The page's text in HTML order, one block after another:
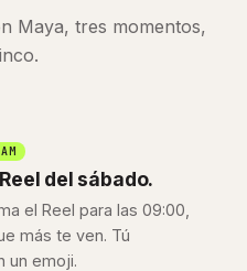
Maya, tres momentos,
del sábado.
el Reel para las 09:00,
más te ven. Tú
un emoji.